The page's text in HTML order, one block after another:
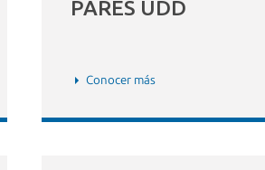
PARES UDD
Conocer más